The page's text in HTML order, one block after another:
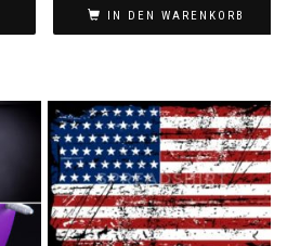
IN DEN WARENKORB